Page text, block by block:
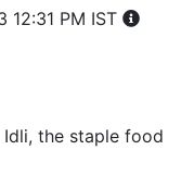
PM IST
the staple food